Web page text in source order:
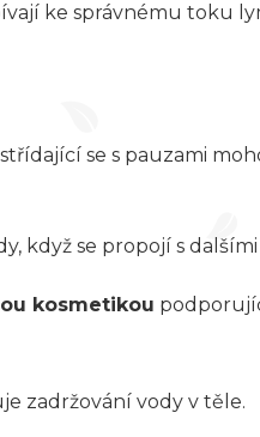
ke správnému toku
se s pauzami
když se propojí s
kosmetikou
zadržování vody v těle.